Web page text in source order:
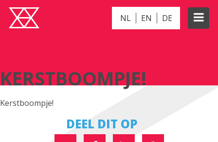
NL EN DE
KERSTBOOMPJE!
Kerstboompje!
DEEL DIT OP